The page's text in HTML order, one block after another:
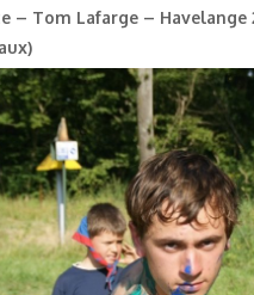
– Tom Lafarge – Havelange